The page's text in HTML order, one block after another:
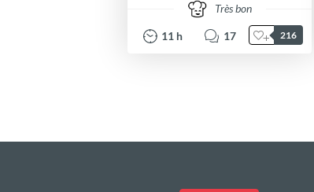
Très bon
11 h 17 216